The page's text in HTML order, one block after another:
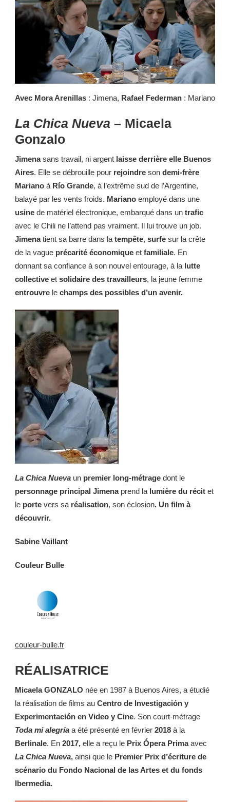
Avec Mora Arenillas : Jimena, Rafael Federman : Mariano
La Chica Nueva – Micaela
Gonzalo
Jimenasans travail, ni argent laisse derrière elle Buenos
Aires. Elle se débrouille pour rejoindre son demi-frère
Mariano à Río Grande, à l’extrême sud de l’Argentine,
balayé par les vents froids. Mariano employé dans une
usine de matériel électronique, embarqué dans un trafic
avec le Chili ne l’attend pas vraiment. Il lui trouve un job.
Jimenatient sa barre dans la tempête, surfe sur la crête
de la vague précarité économique et familiale. En
donnant sa confiance à son nouvel entourage, à la lutte
collective et solidaire des travailleurs, la jeune femme
entrouvre le champs des possibles d’un avenir.
La Chica Nueva un premier long-métrage dont le
personnage principal Jimena prend la lumière du récit et
le porte vers sa réalisation, son éclosion. Un film à
découvrir.
Sabine Vaillant
Couleur Bulle
couleur-bulle.fr
RÉALISATRICE
Micaela GONZALO née en 1987 à Buenos Aires, a étudié
la réalisation de films au Centro de Investigación y
Experimentación en Video y Cine. Son court-métrage
Toda mi alegría a été présenté en février 2018 à la
Berlinale. En 2017, elle a reçu le Prix Ópera Primaavec
La Chica Nueva, ainsi que le Premier Prix d’écriture de
scénario du Fondo Nacional de las Artes et du fonds
Ibermedia.